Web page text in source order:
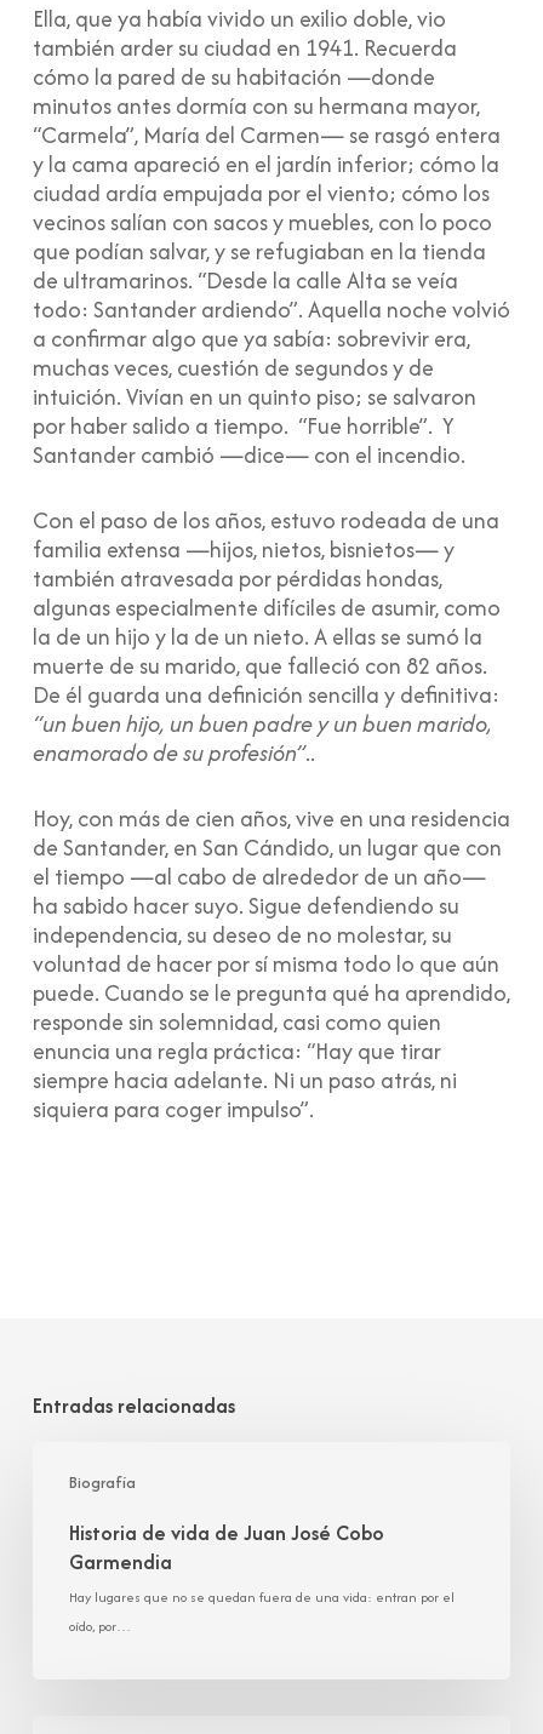
Ella, que ya había vivido un exilio doble, vio
también arder su ciudad en 1941. Recuerda
cómo la pared de su habitación —donde
minutos antes dormía con su hermana mayor,
“Carmela”, María del Carmen— se rasgó entera
y la cama apareció en el jardín inferior; cómo la
ciudad ardía empujada por el viento; cómo los
vecinos salían con sacos y muebles, con lo poco
que podían salvar, y se refugiaban en la tienda
de ultramarinos. “Desde la calle Alta se veía
todo: Santander ardiendo”. Aquella noche volvió
a confirmar algo que ya sabía: sobrevivir era,
muchas veces, cuestión de segundos y de
intuición. Vivían en un quinto piso; se salvaron
por haber salido a tiempo. “Fue horrible”. Y
Santander cambió —dice— con el incendio.
Con el paso de los años, estuvo rodeada de una
familia extensa —hijos, nietos, bisnietos— y
también atravesada por pérdidas hondas,
algunas especialmente difíciles de asumir, como
la de un hijo y la de un nieto. A ellas se sumó la
muerte de su marido, que falleció con 82 años.
De él guarda una definición sencilla y definitiva:
“un buen hijo, un buen padre y un buen marido,
enamorado de su profesión”..
Hoy, con más de cien años, vive en una residencia
de Santander, en San Cándido, un lugar que con
el tiempo —al cabo de alrededor de un año—
ha sabido hacer suyo. Sigue defendiendo su
independencia, su deseo de no molestar, su
voluntad de hacer por sí misma todo lo que aún
puede. Cuando se le pregunta qué ha aprendido,
responde sin solemnidad, casi como quien
enuncia una regla práctica: “Hay que tirar
siempre hacia adelante. Ni un paso atrás, ni
siquiera para coger impulso”.
Entradas relacionadas
Biografía
Juan
José
Cobo
Historia de vida de Juan José Cobo
Garmendia
Hay lugares que no se quedan fuera de una vida: entran por el
oído, por…